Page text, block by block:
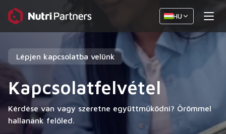
HU
Lépjen kapcsolatba velünk
Kapcsolatfelvétel
Kérdése van vagy szeretne együttműködni? Örömmel
hallanánk felőled.